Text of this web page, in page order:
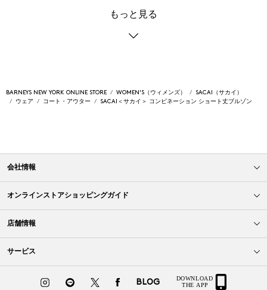
もっと見る
BARNEYS NEW YORK ONLINE STORE WOMEN'S（ウィメンズ）
SACAI（サカイ）
ウェア
コート・アウター SACAI＜サカイ＞ コンビネーション ショート丈ブルゾン
会社情報
オンラインストアショッピングガイド
店舗情報
サービス
BLOG